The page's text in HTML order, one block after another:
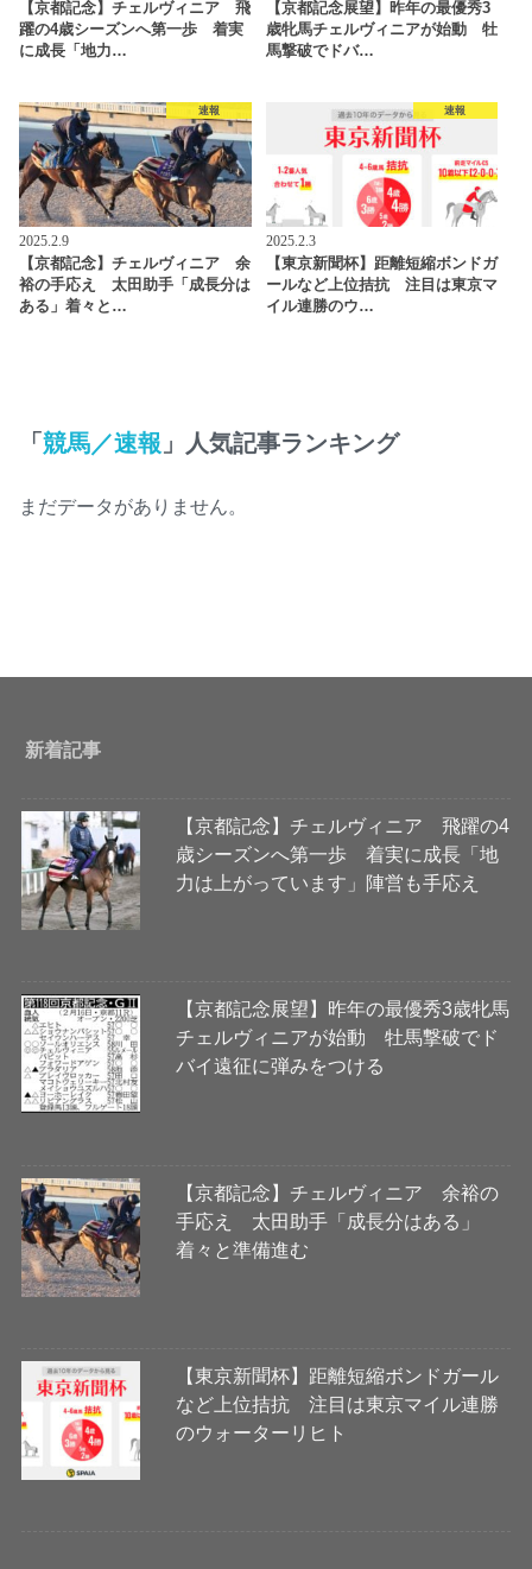
【京都記念】チェルヴィニア 飛
躍の4歳シーズンへ第一歩 着実
に成長「地力…
【京都記念展望】昨年の最優秀3
歳牝馬チェルヴィニアが始動 牡
馬撃破でドバ…
速報
2025.2.9
【京都記念】チェルヴィニア 余
裕の手応え 太田助手「成長分は
ある」着々と…
速報
2025.2.3
【東京新聞杯】距離短縮ボンドガ
ールなど上位拮抗 注目は東京マ
イル連勝のウ…
「競馬／速報 」人気記事ランキング
まだデータがありません。
新着記事
【京都記念】チェルヴィニア 飛躍の4
歳シーズンへ第一歩 着実に成長「地
力は上がっています」陣営も手応え
【京都記念展望】昨年の最優秀3歳牝馬
チェルヴィニアが始動 牡馬撃破でド
バイ遠征に弾みをつける
【京都記念】チェルヴィニア 余裕の
手応え 太田助手「成長分はある」
着々と準備進む
【東京新聞杯】距離短縮ボンドガール
など上位拮抗 注目は東京マイル連勝
のウォーターリヒト